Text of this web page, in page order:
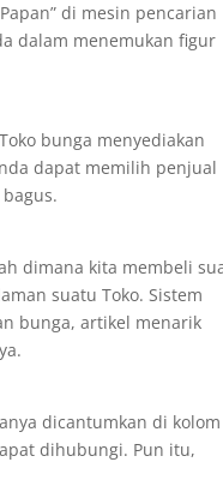
di mesin pencarian
dalam menemukan figur
bunga menyediakan
dapat memilih penjual
dimana kita membeli
suatu Toko. Sistem
bunga, artikel menarik
dicantumkan di kolom
dihubungi. Pun itu,